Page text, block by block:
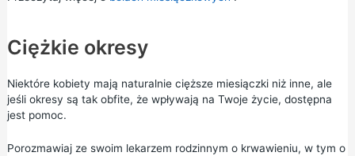
Ciężkie okresy
Niektóre kobiety mają naturalnie cięższe miesiączki niż inne, ale
jeśli okresy są tak obfite, że wpływają na Twoje życie, dostępna
jest pomoc.
Porozmawiaj ze swoim lekarzem rodzinnym o krwawieniu, w tym o